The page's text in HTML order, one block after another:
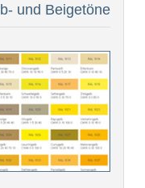
und Beigetöne